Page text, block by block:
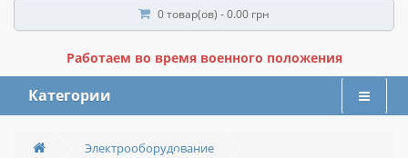
0 товар(ов) - 0.00 грн
Работаем во время военного положения
Категории
Электрооборудование